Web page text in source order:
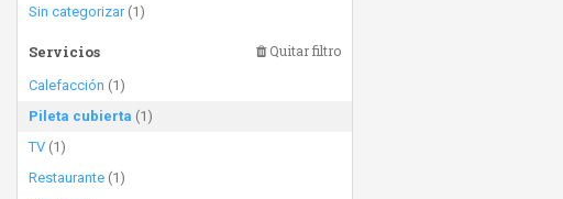
Sin categorizar(1)
Servicios Quitar filtro
Calefacción (1)
Pileta cubierta (1)
TV (1)
Restaurante (1)